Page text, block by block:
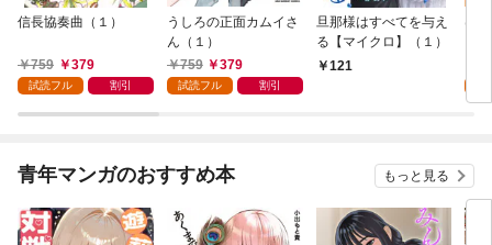
信長協奏曲（１）
759 379
試読フル 割引
うしろの正面カムイさ
ん（１）
759
379
試読フル 割引
旦那様はすべてを与え
る【マイクロ】（１）
121
は
青年マンガのおすすめ本 もっと見る